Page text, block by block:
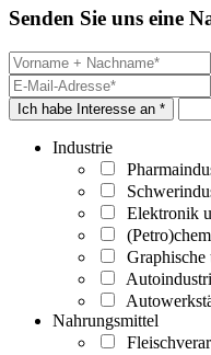
Senden Sie uns eine
Ich habe Interesse an *
Industrie
Elektronik
Graphische
Nahrungsmittel